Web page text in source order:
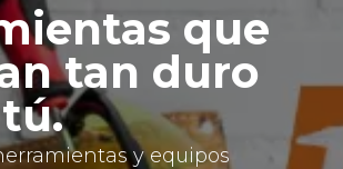
que
tan duro
y equipos